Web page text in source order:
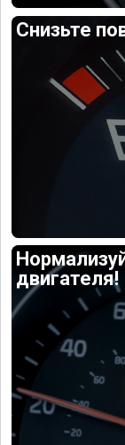
Снизьте
двигателя!